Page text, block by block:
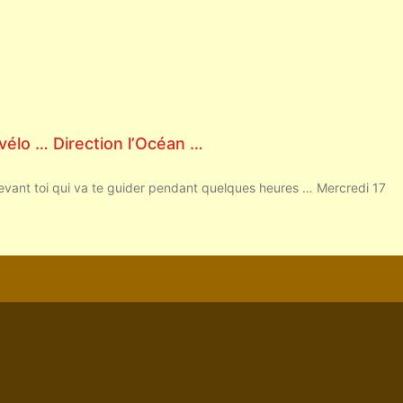
… Direction l’Océan …
toi qui va te guider pendant quelques heures … Mercredi 17